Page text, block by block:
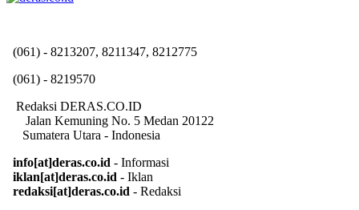
(061) - 8213207, 8211347, 8212775
(061) - 8219570
Redaksi DERAS.CO.ID
Jalan Kemuning No. 5 Medan 20122
Sumatera Utara - Indonesia
info[at]deras.co.id - Informasi
iklan[at]deras.co.id - Iklan
redaksi[at]deras.co.id - Redaksi